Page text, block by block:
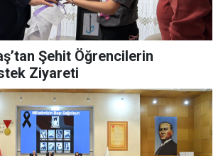
Şehit Öğrencilerin
Ziyareti